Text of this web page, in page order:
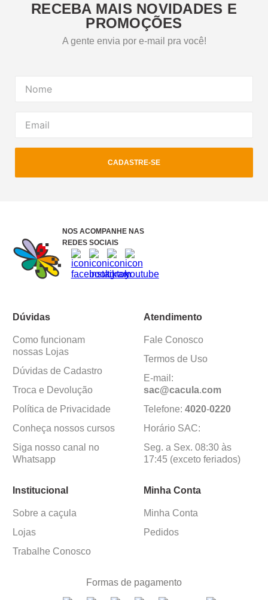
RECEBA MAIS NOVIDADES E
PROMOÇÕES
A gente envia por e-mail pra você!
CADASTRE-SE
NOS ACOMPANHE NAS
REDES SOCIAIS
Dúvidas
Como funcionam
nossas Lojas
Dúvidas de Cadastro
Troca e Devolução
Política de Privacidade
Conheça nossos cursos
Siga nosso canal no
Whatsapp
Atendimento
Fale Conosco
Termos de Uso
E-mail:
sac@cacula.com
Telefone: 4020-0220
Horário SAC:
Seg. a Sex. 08:30 às
17:45 (exceto feriados)
Institucional
Sobre a caçula
Lojas
Trabalhe Conosco
Minha Conta
Minha Conta
Pedidos
Formas de pagamento